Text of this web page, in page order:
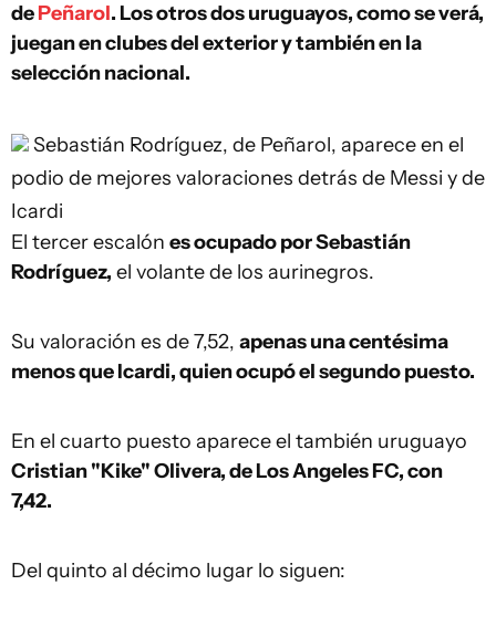
dePeñarol. Los otros dos uruguayos, como se verá,
juegan en clubes del exterior y también en la
selección nacional.
Sebastián Rodríguez, de Peñarol, aparece en el
podio de mejores valoraciones detrás de Messi y de
Icardi
El tercer escalón es ocupado por Sebastián
Rodríguez, el volante de los aurinegros.
Su valoración es de 7,52, apenas una centésima
menos que Icardi, quien ocupó el segundo puesto.
En el cuarto puesto aparece el también uruguayo
Cristian "Kike" Olivera, de Los Angeles FC, con
7,42.
Del quinto al décimo lugar lo siguen: